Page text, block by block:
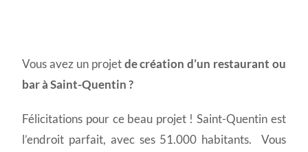
Saint-Quentin
Vous avez un projetde création d’un restaurant ou
bar à Saint-Quentin ?
Félicitations pour ce beau projet ! Saint-Quentin est
l’endroit parfait, avec ses 51.000 habitants. Vous